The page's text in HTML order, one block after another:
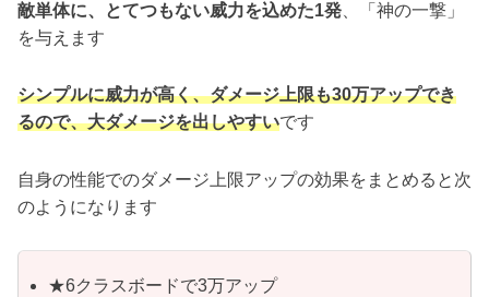
敵単体に、とてつもない威力を込めた1発 、「神の一撃」
を与えます
シンプルに威力が高く、ダメージ上限も30万アップでき
るので、大ダメージを出しやすいです
自身の性能でのダメージ上限アップの効果をまとめると次
のようになります
★6クラスボードで3万アップ